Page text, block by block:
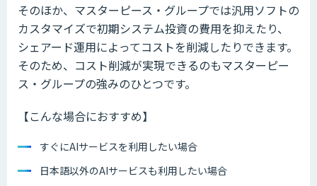
そのほか、マスターピース・グループでは汎用ソフトの
カスタマイズで初期システム投資の費用を抑えたり、
シェアード運用によってコストを削減したりできます。
そのため、コスト削減が実現できるのもマスターピー
ス・グループの強みのひとつです。
【こんな場合におすすめ】
すぐにAIサービスを利用したい場合
日本語以外のAIサービスも利用したい場合